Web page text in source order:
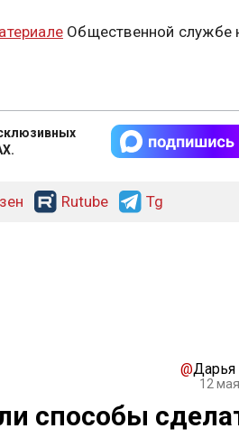
Общественной службе
Rutube Tg
@Дарья
12
способы